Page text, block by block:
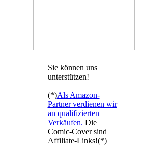
Sie können uns
unterstützen!
(*)Als Amazon-
Partner verdienen wir
an qualifizierten
Verkäufen. Die
Comic-Cover sind
Affiliate-Links!(*)